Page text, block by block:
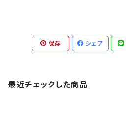
保存 シェア
最近チェックした商品